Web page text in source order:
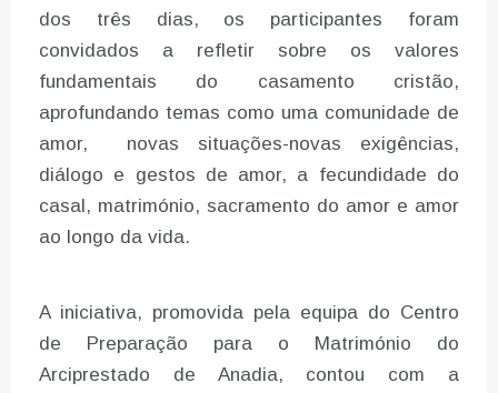
dos três dias, os participantes foram
convidados a refletir sobre os valores
fundamentais do casamento cristão,
aprofundando temas como uma comunidade de
amor, novas situações-novas exigências,
diálogo e gestos de amor, a fecundidade do
casal, matrimónio, sacramento do amor e amor
ao longo da vida.
A iniciativa, promovida pela equipa do Centro
de Preparação para o Matrimónio do
Arciprestado de Anadia, contou com a